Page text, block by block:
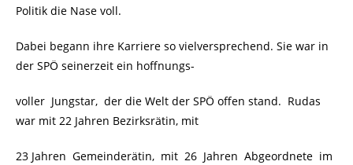
Politik die Nase voll.
Dabei begann ihre Karriere so vielversprechend. Sie war in
der SPÖ seinerzeit ein hoffnungs-
voller Jungstar, der die Welt der SPÖ offen stand. Rudas
war mit 22 Jahren Bezirksrätin, mit
23 Jahren Gemeinderätin, mit 26 Jahren Abgeordnete im